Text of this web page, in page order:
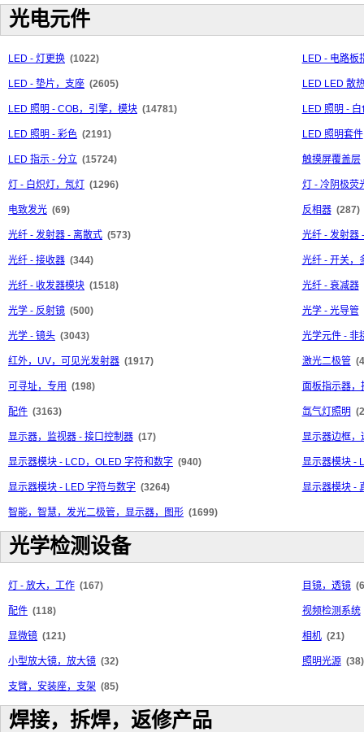
光电元件
LED - 灯更换 (1022) LED - 电路板
LED - 垫片，支座 (2605) LED LED 散
LED 照明 - COB，引擎，模块 (14781) LED 照明 - 白
LED 照明 - 彩色 (2191) LED 照明套件
LED 指示 - 分立 (15724) 触摸屏覆盖层
灯 - 白炽灯，氖灯 (1296) 灯 - 冷阴极荧
电致发光 (69) 反相器 (287)
光纤 - 发射器 - 离散式 (573) 光纤 - 发射器
光纤 - 接收器 (344) 光纤 - 开关，
光纤 - 收发器模块 (1518) 光纤 - 衰减器
光学 - 反射镜 (500) 光学 - 光导管
光学 - 镜头 (3043) 光学元件 - 非
红外，UV，可见光发射器 (1917) 激光二极管
可寻址，专用 (198) 面板指示器，
配件 (3163) 氙气灯照明
显示器，监视器 - 接口控制器 (17) 显示器边框，
显示器模块 - LCD，OLED 字符和数字 (940) 显示器模块 -
显示器模块 - LED 字符与数字 (3264) 显示器模块 -
智能，智慧，发光二极管，显示器，图形 (1699)
光学检测设备
灯 - 放大，工作 (167) 目镜，透镜
配件 (118) 视频检测系统
显微镜 (121) 相机 (21)
小型放大镜，放大镜 (32) 照明光源 (38)
支臂，安装座，支架 (85)
焊接，拆焊，返修产品